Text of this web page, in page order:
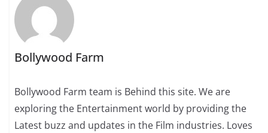
Bollywood Farm
Bollywood Farm team is Behind this site. We are
exploring the Entertainment world by providing the
Latest buzz and updates in the Film industries. Loves